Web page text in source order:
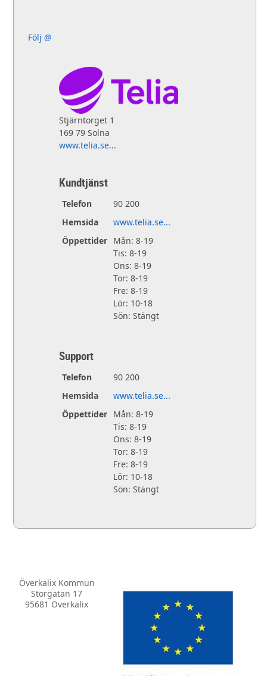
Följ @
Stjärntorget 1
169 79 Solna
www.telia.se...
Kundtjänst
Telefon
90 200
Hemsida
www.telia.se...
Öppettider Mån: 8-19
Tis: 8-19
Ons: 8-19
Tor: 8-19
Fre: 8-19
Lör: 10-18
Sön: Stängt
Support
Telefon
90 200
Hemsida
www.telia.se...
Öppettider Mån: 8-19
Tis: 8-19
Ons: 8-19
Tor: 8-19
Fre: 8-19
Lör: 10-18
Sön: Stängt
Överkalix Kommun
Storgatan 17
95681 Överkalix